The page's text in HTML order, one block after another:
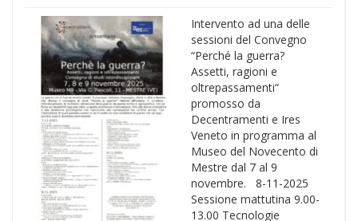
Intervento ad una delle
sessioni del Convegno
“Perché la guerra?
Assetti, ragioni e
oltrepassamenti“
promosso da
Decentramenti e Ires
Veneto in programma al
Museo del Novecento di
Mestre dal 7 al 9
novembre. 8-11-2025
Sessione mattutina 9.00-
13.00 Tecnologie